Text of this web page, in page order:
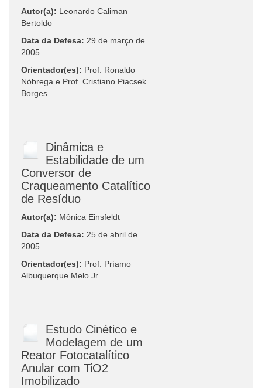
Autor(a): Leonardo Caliman
Bertoldo
Data da Defesa: 29 de março de
2005
Orientador(es): Prof. Ronaldo
Nóbrega e Prof. Cristiano Piacsek
Borges
Dinâmica e
Estabilidade de um
Conversor de
Craqueamento Catalítico
de Resíduo
Autor(a): Mônica Einsfeldt
Data da Defesa: 25 de abril de
2005
Orientador(es): Prof. Príamo
Albuquerque Melo Jr
Estudo Cinético e
Modelagem de um
Reator Fotocatalítico
Anular com TiO2
Imobilizado